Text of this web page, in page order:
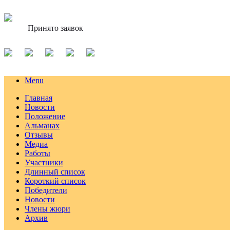
Принято заявок
Menu
Главная
Новости
Положение
Альманах
Отзывы
Медиа
Работы
Участники
Длинный список
Короткий список
Победители
Новости
Члены жюри
Архив